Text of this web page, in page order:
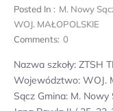
Posted In : M. Nowy
WOJ. MAŁOPOLSKIE
Comments: 0
Nazwa szkoły: ZTSH
Województwo: WOJ.
Sącz Gmina: M.